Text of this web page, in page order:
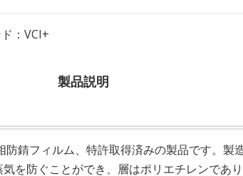
： VCI+
製品説明
錆フィルム、特許取得済みの製品です。製
を防ぐことができ、層はポリエチレンであ